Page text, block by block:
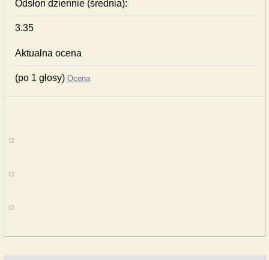
Odsłon dziennie (średnia):
3.35
Aktualna ocena
(po 1 głosy) Ocena